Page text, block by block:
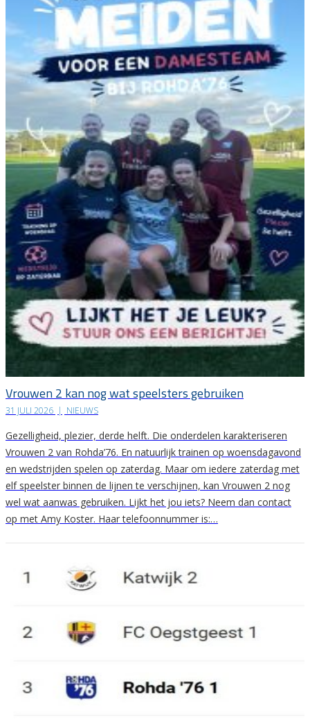
Vrouwen 2 kan nog wat speelsters gebruiken
31 JULI 2026 | NIEUWS
Gezelligheid, plezier, derde helft. Die onderdelen karakteriseren
Vrouwen 2 van Rohda’76. En natuurlijk trainen op woensdagavond
en wedstrijden spelen op zaterdag. Maar om iedere zaterdag met
elf speelster binnen de lijnen te verschijnen, kan Vrouwen 2 nog
wel wat aanwas gebruiken. Lijkt het jou iets? Neem dan contact
op met Amy Koster. Haar telefoonnummer is:…